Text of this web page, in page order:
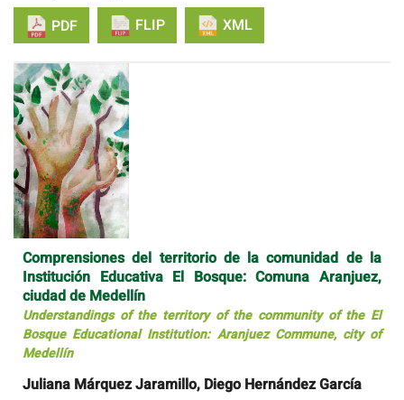
PDF FLIP XML
Comprensiones del territorio de la comunidad de la
Institución Educativa El Bosque: Comuna Aranjuez,
ciudad de Medellín
Understandings of the territory of the community of the El
Bosque Educational Institution: Aranjuez Commune, city of
Medellín
Juliana Márquez Jaramillo, Diego Hernández García